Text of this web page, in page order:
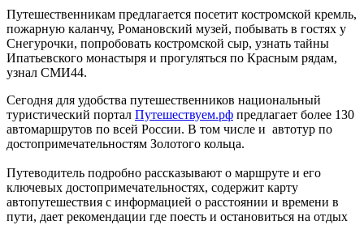
Путешественникам предлагается посетит костромской кремль,
пожарную каланчу, Романовский музей, побывать в гостях у
Снегурочки, попробовать костромской сыр, узнать тайны
Ипатьевского монастыря и прогуляться по Красным рядам,
узнал СМИ44.
Сегодня для удобства путешественников национальный
туристический портал Путешествуем.рф предлагает более 130
автомаршрутов по всей России. В том числе и автотур по
достопримечательностям Золотого кольца.
Путеводитель подробно рассказывают о маршруте и его
ключевых достопримечательностях, содержит карту
автопутешествия с информацией о расстоянии и времени в
пути, дает рекомендации где поесть и остановиться на отдых